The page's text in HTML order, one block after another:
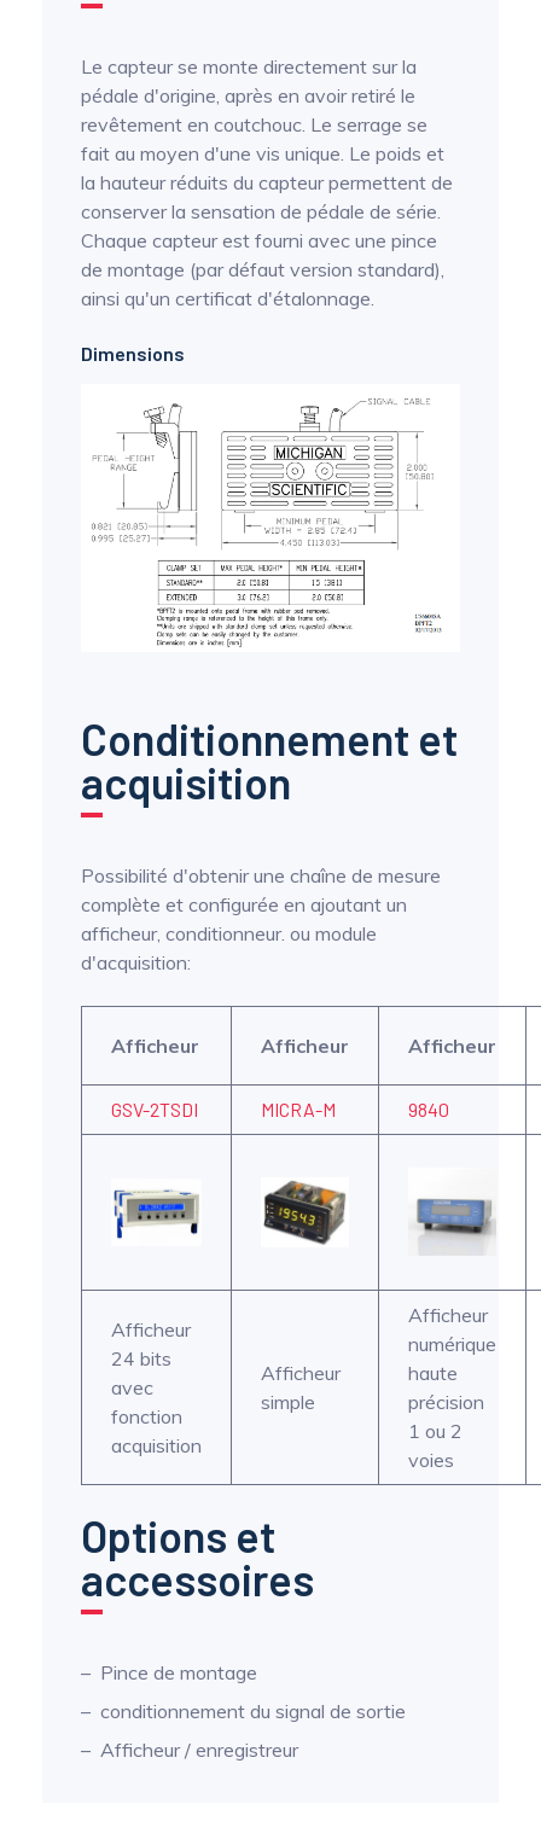
Le capteur se monte directement sur la
pédale d'origine, après en avoir retiré le
revêtement en coutchouc. Le serrage se
fait au moyen d'une vis unique. Le poids et
la hauteur réduits du capteur permettent de
conserver la sensation de pédale de série.
Chaque capteur est fourni avec une pince
de montage (par défaut version standard),
ainsi qu'un certificat d'étalonnage.
Dimensions
Conditionnement et
acquisition
Possibilité d'obtenir une chaîne de mesure
complète et configurée en ajoutant un
afficheur, conditionneur. ou module
d'acquisition:
Afficheur Afficheur Afficheur
GSV-2TSDI MICRA-M 9840
Afficheur
24 bits
avec
fonction
acquisition
Afficheur
simple
Afficheur
numérique
haute
précision
1 ou 2
voies
Options et
accessoires
Pince de montage
conditionnement du signal de sortie
Afficheur / enregistreur